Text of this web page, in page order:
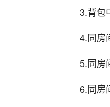
3.背包
4.同房
5.同房
6.同房